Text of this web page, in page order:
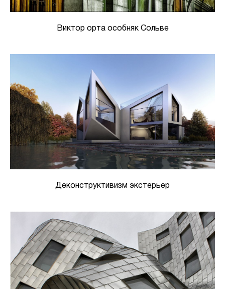
Виктор орта особняк Сольве
Деконструктивизм экстерьер